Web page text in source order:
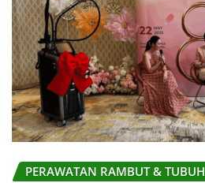
PERAWATAN RAMBUT & TUBUH